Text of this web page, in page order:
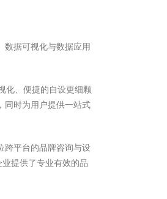
数据可视化与数据应用
化、便捷的自设更细颗
同时为用户提供一站式
跨平台的品牌咨询与设
提供了专业有效的品